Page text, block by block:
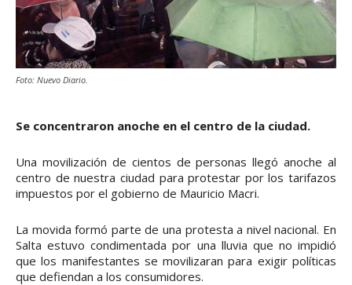
Foto: Nuevo Diario.
Se concentraron anoche en el centro de la ciudad.
Una movilización de cientos de personas llegó anoche al
centro de nuestra ciudad para protestar por los tarifazos
impuestos por el gobierno de Mauricio Macri.
La movida formó parte de una protesta a nivel nacional. En
Salta estuvo condimentada por una lluvia que no impidió
que los manifestantes se movilizaran para exigir políticas
que defiendan a los consumidores.